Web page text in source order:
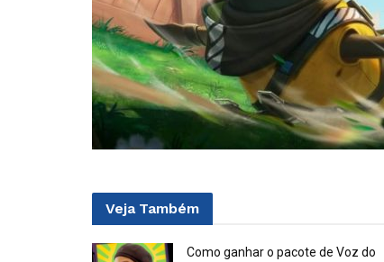
Veja Também
Como ganhar o pacote de Voz do